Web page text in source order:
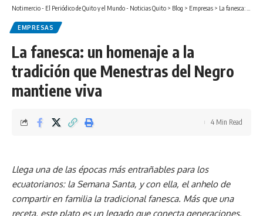
Notimercio - El Periódico de Quito y el Mundo - Noticias Quito > Blog > Empresas > La fanesca: un homenaje a la tradición que Menestras del Negro mantiene viva
EMPRESAS
La fanesca: un homenaje a la
tradición que Menestras del Negro
mantiene viva
4 Min Read
Llega una de las épocas más entrañables para los
ecuatorianos: la Semana Santa, y con ella, el anhelo de
compartir en familia la tradicional fanesca. Más que una
receta, este plato es un legado que conecta generaciones,